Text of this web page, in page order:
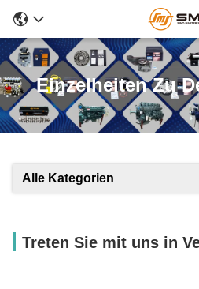
Einzelheiten Zu
Alle Kategorien
Treten Sie mit uns in